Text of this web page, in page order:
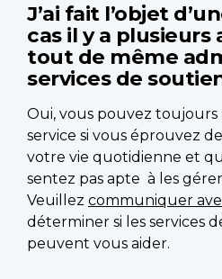
J’ai fait l’objet
cas il y a plusieurs
tout de même
services de
Oui, vous pouvez toujours
service si vous éprouvez
votre vie quotidienne et
sentez pas apte à les
Veuillez communiquer
déterminer si les services
peuvent vous aider.